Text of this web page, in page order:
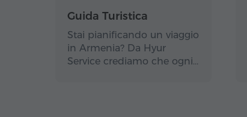
Guida Turistica
Stai pianificando un viaggio
in Armenia? Da Hyur
Service crediamo che ogni…